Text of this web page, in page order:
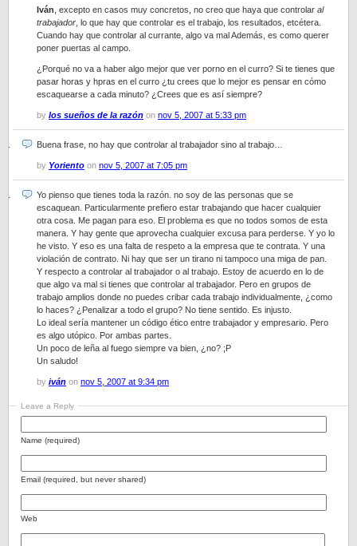
Iván , excepto en casos muy concretos, no creo que haya que controlar al
trabajador , lo que hay que controlar es el trabajo, los resultados, etcétera.
Cuando hay que controlar al currante, algo va mal Además, es como querer
poner puertas al campo.
¿Porqué no va a haber algo mejor que ver porno en el curro? Si te tienes que
pasar horas y hpras en el curro ¿tu crees que lo mejor es pensar en cómo
escaquearse a cada minuto? ¿Crees que es así siempre?
by los sueños de la razón on nov 5, 2007 at 5:33 pm
Buena frase, no hay que controlar al trabajador sino al trabajo…
by Yoriento on nov 5, 2007 at 7:05 pm
Yo pienso que tienes toda la razón. no soy de las personas que se
escaquean. Particularmente prefiero estar trabajando que hacer cualquier
otra cosa. Me pagan para eso. El problema es que no todos somos de esta
manera. Y hay gente que aprovecha cualquier excusa para perderse. Y yo lo
he visto. Y eso es una falta de respeto a la empresa que te contrata. Y una
violación de contrato. Ni hay que ser un tirano ni tampoco una miga de pan.
Y respecto a controlar al trabajador o al trabajo. Estoy de acuerdo en lo de
que algo va mal si tienes que controlar al trabajador. Pero en grupos de
trabajo amplios donde no puedes cribar cada trabajo individualmente, ¿como
lo haces? ¿Penalizar a todo el grupo? No tiene sentido. Es injusto.
Lo ideal sería mantener un código ético entre trabajador y empresario. Pero
es algo utópico. Por ambas partes.
Un poco de leña al fuego siempre va bien, ¿no? ;P
Un saludo!
by iván on nov 5, 2007 at 9:34 pm
Leave a Reply
Name (required)
Email (required, but never shared)
Web